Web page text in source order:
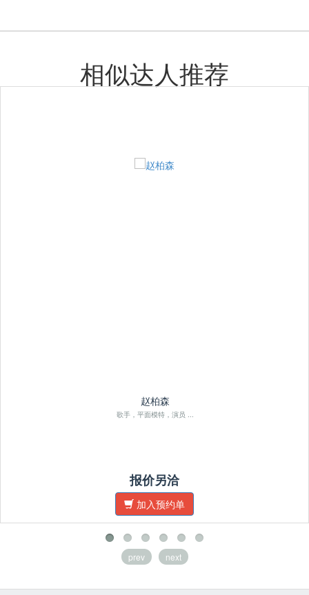
相似达人推荐
赵柏森
歌手，平面模特，演员 ...
报价另洽
加入预约单
prev next